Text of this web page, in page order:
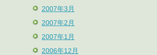
2007年3月
2007年2月
2007年1月
2006年12月